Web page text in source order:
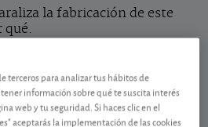
la fabricación de este
qué.
0,16 EUR (0,70 %)
terceros para analizar tus hábitos de
información sobre qué te suscita interés
web y tu seguridad. Si haces clic en el
aceptarás la implementación de las cookies